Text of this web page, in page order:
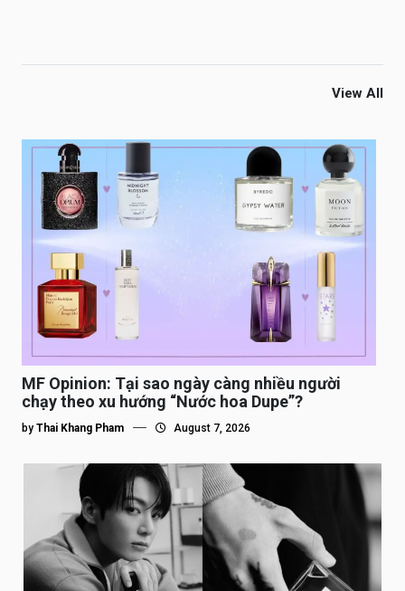
View All
MF Opinion: Tại sao ngày càng nhiều người
chạy theo xu hướng “Nước hoa Dupe”?
by Thai Khang Pham August 7, 2026